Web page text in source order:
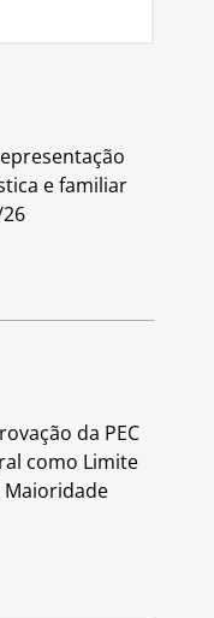
e familiar
da PEC
como Limite
Maioridade